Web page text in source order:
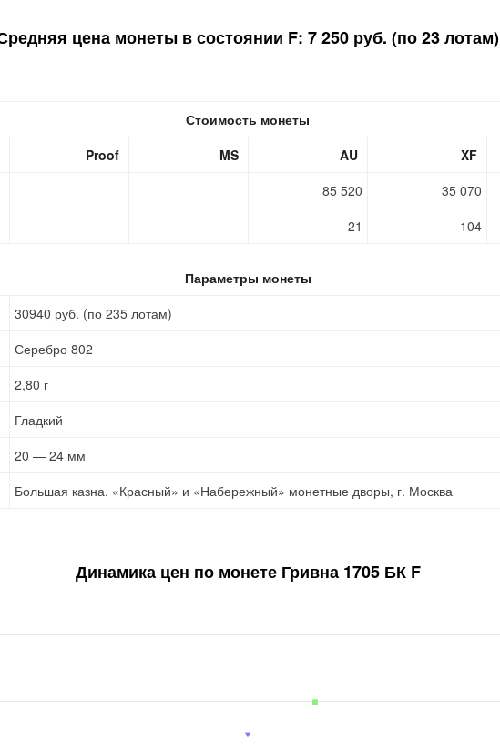
цена монеты в состоянии F: 7 250 руб. (по 23 лотам)
Стоимость монеты
Proof MS AU XF
85 520 35 070
21 104
Параметры монеты
30940 руб. (по 235 лотам)
Серебро 802
2,80 г
Гладкий
20 — 24 мм
Большая казна. «Красный» и «Набережный» монетные дворы, г. Москва
Динамика цен по монете Гривна 1705 БК F